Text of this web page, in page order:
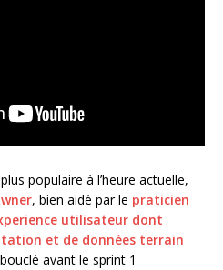
populaire à l’heure actuelle,
, bien aidé par le praticien
utilisateur dont
et de données terrain
avant le sprint 1